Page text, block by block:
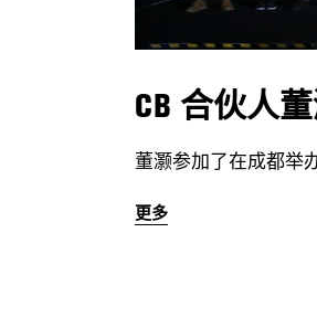
CB 合伙人
董灏参加了在成都举
更多